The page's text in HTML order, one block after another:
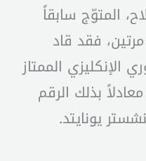
المتوّج سابقاً
فقد قاد
الإنكليزي الممتاز
بذلك الرقم
يونايتد.